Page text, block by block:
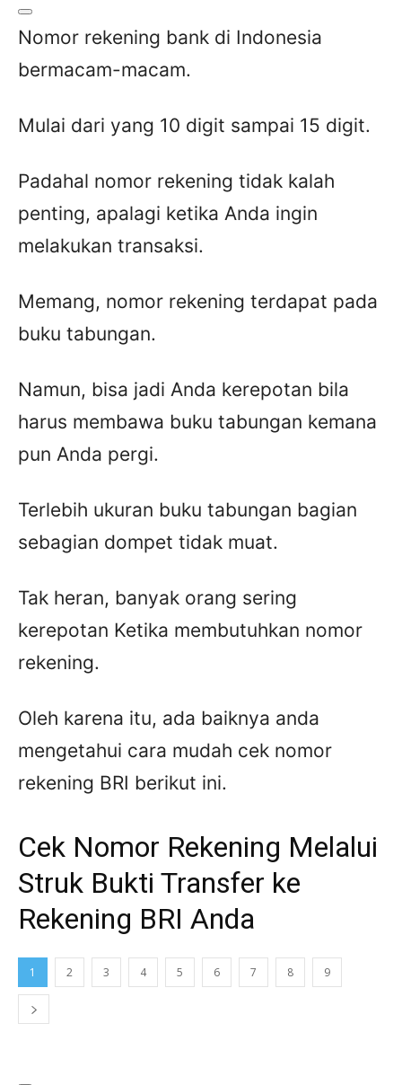
Nomor rekening bank di Indonesia
bermacam-macam.
Mulai dari yang 10 digit sampai 15 digit.
Padahal nomor rekening tidak kalah
penting, apalagi ketika Anda ingin
melakukan transaksi.
Memang, nomor rekening terdapat pada
buku tabungan.
Namun, bisa jadi Anda kerepotan bila
harus membawa buku tabungan kemana
pun Anda pergi.
Terlebih ukuran buku tabungan bagian
sebagian dompet tidak muat.
Tak heran, banyak orang sering
kerepotan Ketika membutuhkan nomor
rekening.
Oleh karena itu, ada baiknya anda
mengetahui cara mudah cek nomor
rekening BRI berikut ini.
Cek Nomor Rekening Melalui
Struk Bukti Transfer ke
Rekening BRI Anda
1 2 3 4 5 6 7 8 9